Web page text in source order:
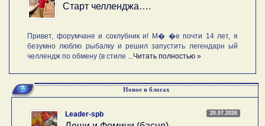
Старт челленджа….
Привет, форумчане и соклубник и! М� �е почти 14 лет, я
безумно люблю рыбалку и решил запустить легендарн ый
челлендж по обмену (в стиле ... Читать полностью »
Новое в блогах
20.07.2026
Leader-spb